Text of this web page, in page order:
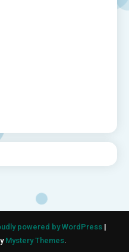
powered by WordPress |
Mystery Themes.